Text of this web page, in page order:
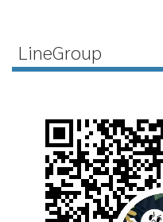
LineGroup